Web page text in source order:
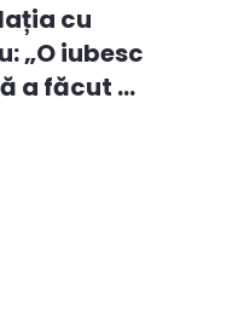
cu
„O iubesc
a făcut ...